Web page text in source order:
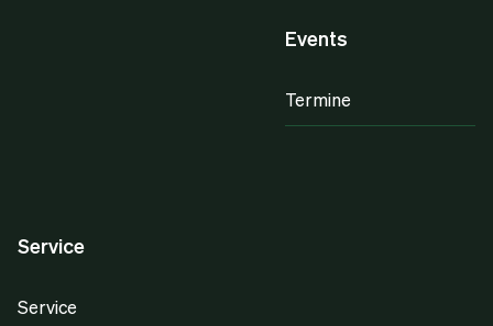
Events
Termine
Service
Service